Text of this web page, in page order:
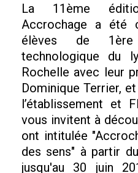
La 11ème
Accrochage a été
élèves de 1ère
technologique du
Rochelle avec leur
Dominique Terrier,
l’établissement et
vous invitent à
ont intitulée
des sens" à partir
jusqu'au 30 juin